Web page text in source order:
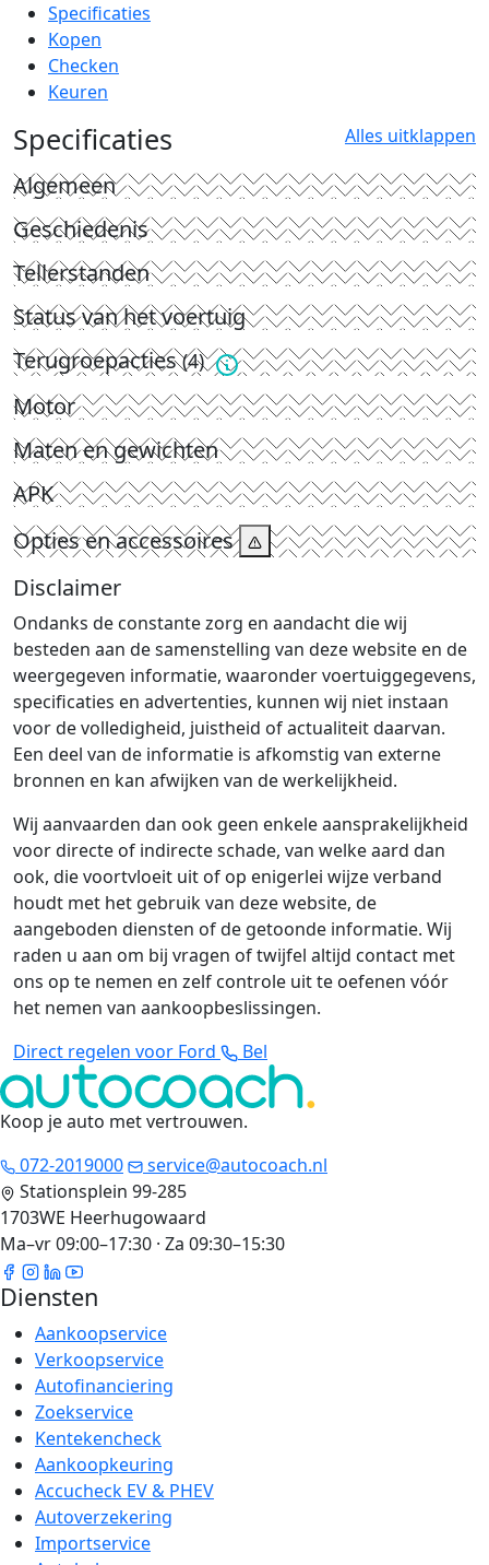
Specificaties
Kopen
Checken
Keuren
Specificaties Alles uitklappen
Algemeen
Geschiedenis
Tellerstanden
Status van het voertuig
Terugroepacties(4)
Motor
Maten en gewichten
APK
Opties en accessoires
Disclaimer
Ondanks de constante zorg en aandacht die wij
besteden aan de samenstelling van deze website en de
weergegeven informatie, waaronder voertuiggegevens,
specificaties en advertenties, kunnen wij niet instaan
voor de volledigheid, juistheid of actualiteit daarvan.
Een deel van de informatie is afkomstig van externe
bronnen en kan afwijken van de werkelijkheid.
Wij aanvaarden dan ook geen enkele aansprakelijkheid
voor directe of indirecte schade, van welke aard dan
ook, die voortvloeit uit of op enigerlei wijze verband
houdt met het gebruik van deze website, de
aangeboden diensten of de getoonde informatie. Wij
raden u aan om bij vragen of twijfel altijd contact met
ons op te nemen en zelf controle uit te oefenen vóór
het nemen van aankoopbeslissingen.
Direct regelen voor Ford
Bel
Koop je auto met vertrouwen.
072-2019000
service@autocoach.nl
Stationsplein 99-285
1703WE Heerhugowaard
Ma–vr 09:00–17:30 · Za 09:30–15:30
Diensten
Aankoopservice
Verkoopservice
Autofinanciering
Zoekservice
Kentekencheck
Aankoopkeuring
Accucheck EV & PHEV
Autoverzekering
Importservice